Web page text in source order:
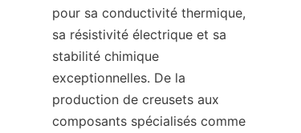
pour sa conductivité thermique,
sa résistivité électrique et sa
stabilité chimique
exceptionnelles. De la
production de creusets aux
composants spécialisés comme